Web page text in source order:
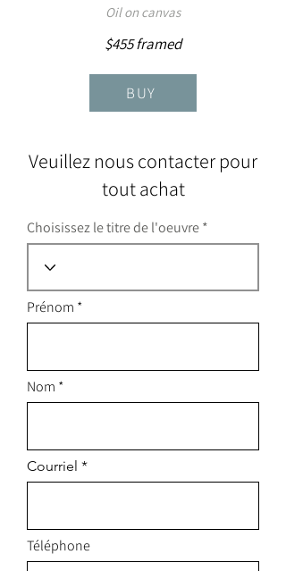
Oil on canvas
$455 framed
BUY
Veuillez nous contacter pour
tout achat
Choisissez le titre de l'oeuvre
Prénom
Nom
Courriel
Téléphone